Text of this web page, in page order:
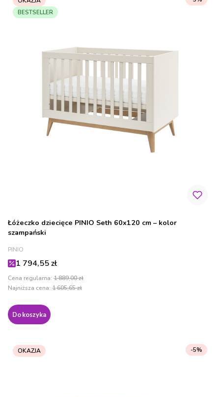
BESTSELLER
Łóżeczko dziecięce PINIO Seth 60x120 cm – kolor
szampański
PRODUCENT
PINIO
Cena promocyjna
1 794,55 zł
Cena regularna: 1 889,00 zł
Najniższa cena: 1 605,65 zł
Do koszyka
OKAZJA -5%